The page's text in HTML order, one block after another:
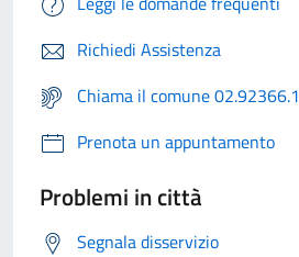
Richiedi Assistenza
Chiama il comune 02.92366.1
Prenota un appuntamento
Problemi in città
Segnala disservizio